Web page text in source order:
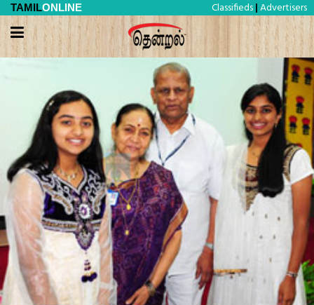
TAMILONLINE Classifieds | Advertisers